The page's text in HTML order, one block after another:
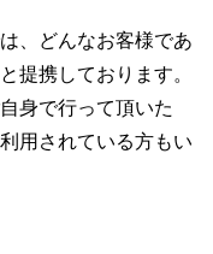
、どんなお客様であ
提携しております。
身で行って頂いた
用されている方もい